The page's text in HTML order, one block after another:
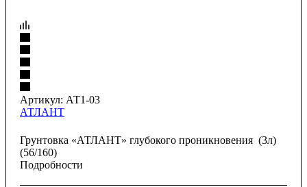
Артикул: АТ1-03
АТЛАНТ
Грунтовка «АТЛАНТ» глубокого проникновения (3л)
(56/160)
Подробности